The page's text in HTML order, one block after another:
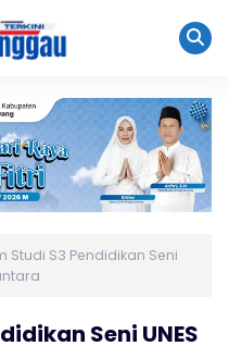
Studi S3 Pendidikan Seni
Seni UNES